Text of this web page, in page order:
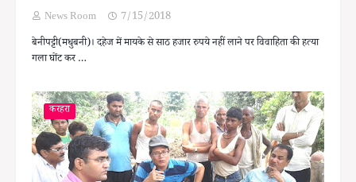
News Room
7/15/2018
बेनीपट्टी(मधुबनी)। दहेज में मायके से साठ हजार रुपये नहीं लाने पर विवाहिता की हत्या
गला घोंट कर …
करहरा